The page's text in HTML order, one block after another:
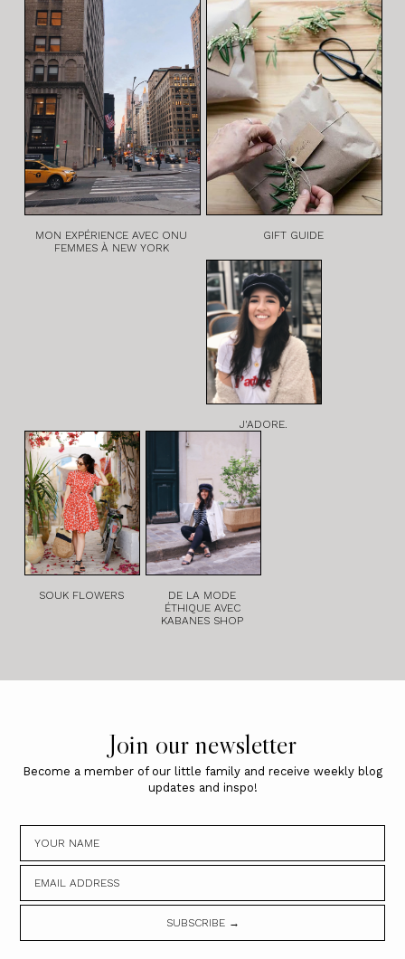
MON EXPÉRIENCE AVEC ONU
FEMMES À NEW YORK
GIFT GUIDE
J'ADORE.
SOUK FLOWERS
DE LA MODE
ÉTHIQUE AVEC
KABANES SHOP
Join our newsletter
Become a member of our little family and receive weekly blog
updates and inspo!